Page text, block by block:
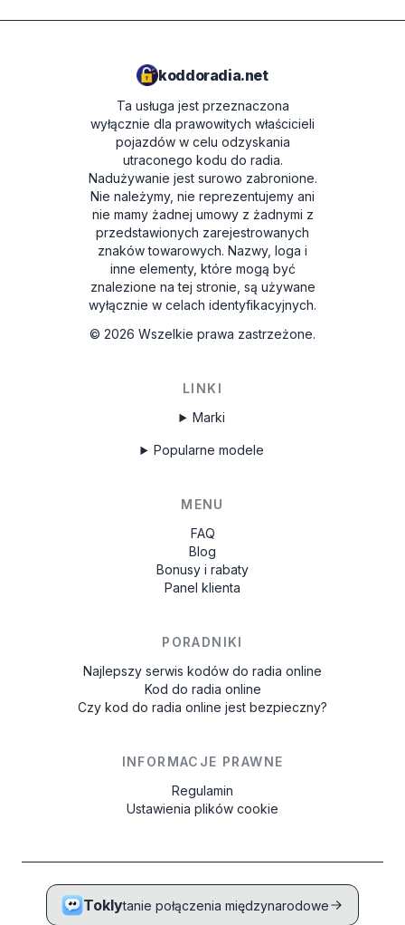
koddoradia.net
Ta usługa jest przeznaczona
wyłącznie dla prawowitych właścicieli
pojazdów w celu odzyskania
utraconego kodu do radia.
Nadużywanie jest surowo zabronione.
Nie należymy, nie reprezentujemy ani
nie mamy żadnej umowy z żadnymi z
przedstawionych zarejestrowanych
znaków towarowych. Nazwy, loga i
inne elementy, które mogą być
znalezione na tej stronie, są używane
wyłącznie w celach identyfikacyjnych.
© 2026 Wszelkie prawa zastrzeżone.
LINKI
Marki
Popularne modele
MENU
FAQ
Blog
Bonusy i rabaty
Panel klienta
PORADNIKI
Najlepszy serwis kodów do radia online
Kod do radia online
Czy kod do radia online jest bezpieczny?
INFORMACJE PRAWNE
Regulamin
Ustawienia plików cookie
Toklytanie połączenia międzynarodowe